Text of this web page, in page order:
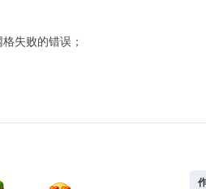
失败的错误；